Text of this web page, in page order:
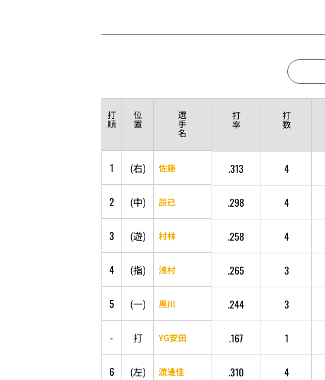
打
順
位
置
選
手
名
打
率
打
数
1 (右) 佐藤 .313 4
2 (中) 辰己 .298 4
3 (遊) 村林 .258 4
4 (指) 浅村 .265 3
5 (一) 黒川 .244 3
- 打 YG安田 .167 1
6 (左) 渡邊佳 .310 4